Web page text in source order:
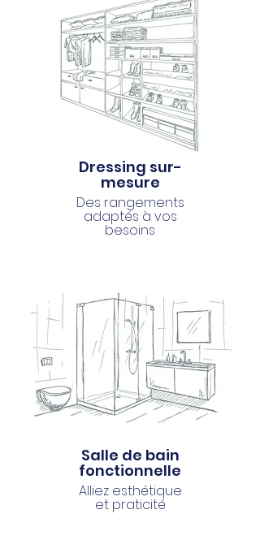
Dressing sur-
mesure
Des rangements
adaptés à vos
besoins
Salle de bain
fonctionnelle
Alliez esthétique
et praticité